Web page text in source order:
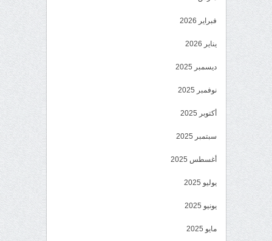
فبراير 2026
يناير 2026
ديسمبر 2025
نوفمبر 2025
أكتوبر 2025
سبتمبر 2025
أغسطس 2025
يوليو 2025
يونيو 2025
مايو 2025